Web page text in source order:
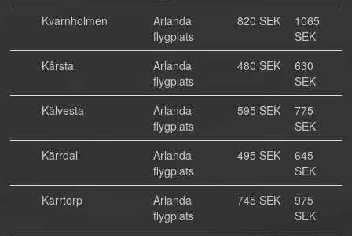
Kvarnholmen
Arlanda
flygplats
820 SEK
1065
SEK
Kårsta
Arlanda
flygplats
480 SEK
630
SEK
Kälvesta
Arlanda
flygplats
595 SEK
775
SEK
Kärrdal
Arlanda
flygplats
495 SEK
645
SEK
Kärrtorp
Arlanda
flygplats
745 SEK
975
SEK